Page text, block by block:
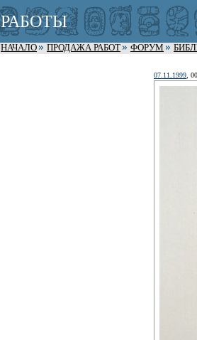
РАБОТЫ
НАЧАЛО ПРОДАЖА РАБОТ ФОРУМ
07.11.1999 ,